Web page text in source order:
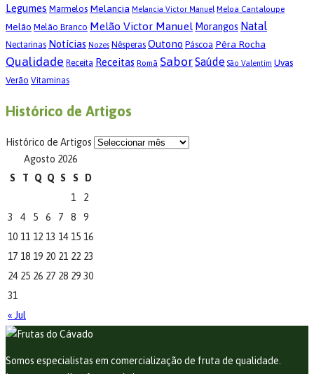
Legumes Marmelos Melancia Melancia Victor Manuel Meloa Cantaloupe
Melão Melão Branco Melão Victor Manuel Morangos Natal
Nectarinas Notícias Nozes Nêsperas Outono Páscoa Pêra Rocha
Qualidade Receita Receitas Romã SaborSaúde São Valentim Uvas
Verão Vitaminas
Histórico de Artigos
Histórico de Artigos
Agosto 2026
S
T Q Q S S D
« Jul
1
2
3
4 5 6 7 8
9
10 11 12 13 14 15 16
17 18 19 20 21 22 23
24 25 26 27 28 29 30
31
Somos especialistas em comercialização de fruta de qualidade.